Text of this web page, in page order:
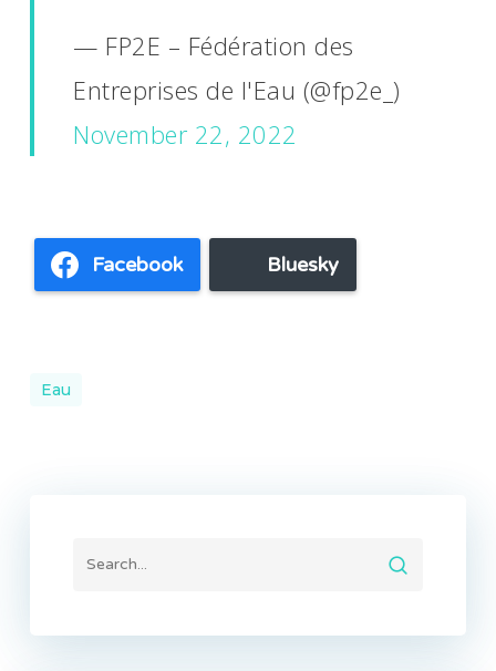
— FP2E – Fédération des
Entreprises de l'Eau (@fp2e_)
November 22, 2022
Facebook Bluesky
Eau